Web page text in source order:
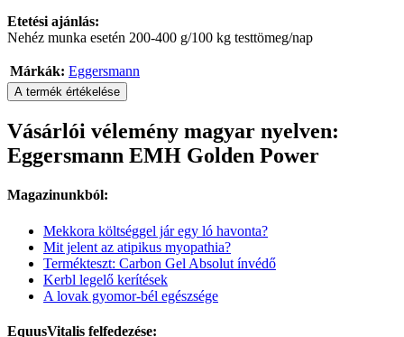
Etetési ajánlás:
Nehéz munka esetén 200-400 g/100 kg testtömeg/nap
Márkák: Eggersmann
A termék értékelése
Vásárlói vélemény magyar nyelven:
Eggersmann EMH Golden Power
Magazinunkból:
Mekkora költséggel jár egy ló havonta?
Mit jelent az atipikus myopathia?
Termékteszt: Carbon Gel Absolut ínvédő
Kerbl legelő kerítések
A lovak gyomor-bél egészsége
EquusVitalis felfedezése: